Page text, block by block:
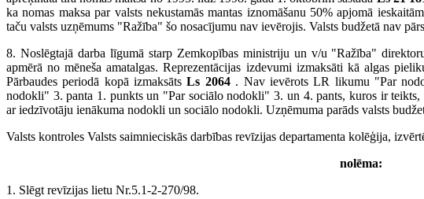
ka nomas maksa par valsts nekustamās mantas iznomāšanu 50% apjomā
taču valsts uzņēmums "Ražība" šo nosacījumu nav ievērojis. Valsts budžetā nav
8. Noslēgtajā darba līgumā starp Zemkopības ministriju un v/u "Ražība"
apmērā no mēneša amatalgas. Reprezentācijas izdevumi izmaksāti kā algas
Pārbaudes periodā kopā izmaksātsLs 2064. Nav ievērots LR likumu "Par
nodokli" 3. panta 1. punkts un "Par sociālo nodokli" 3. un 4. pants, kuros ir
ar iedzīvotāju ienākuma nodokli un sociālo nodokli. Uzņēmuma parāds valsts
Valsts kontroles Valsts saimnieciskās darbības revīzijas departamenta kolēģija,
nolēma:
1. Slēgt revīzijas lietu Nr.5.1-2-270/98.